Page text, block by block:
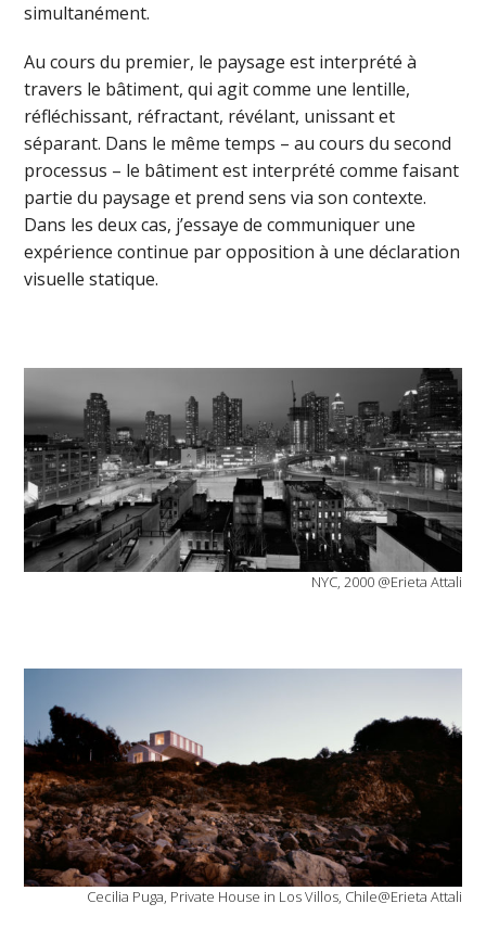
simultanément.
Au cours du premier, le paysage est interprété à
travers le bâtiment, qui agit comme une lentille,
réfléchissant, réfractant, révélant, unissant et
séparant. Dans le même temps – au cours du second
processus – le bâtiment est interprété comme faisant
partie du paysage et prend sens via son contexte.
Dans les deux cas, j’essaye de communiquer une
expérience continue par opposition à une déclaration
visuelle statique.
NYC, 2000 @Erieta Attali
Cecilia Puga, Private House in Los Villos, Chile@Erieta Attali